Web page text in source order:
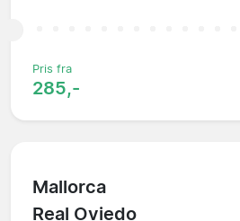
Pris fra
285,-
Mallorca
Real Oviedo